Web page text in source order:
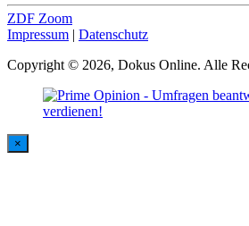
ZDF Zoom
Impressum | Datenschutz
Copyright © 2026, Dokus Online. Alle
×